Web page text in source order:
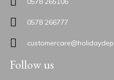
0578 266777
Follow us